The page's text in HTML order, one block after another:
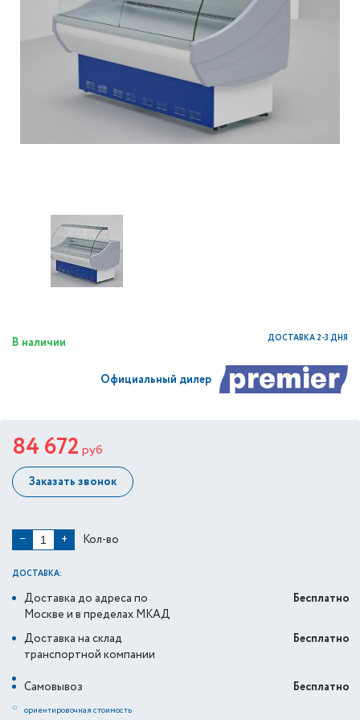
В наличии ДОСТАВКА 2-3 ДНЯ
Официальный дилер
84 672 руб
Заказать звонок
− + Кол-во
ДОСТАВКА:
Доставка до адреса по
Москве и в пределах МКАД
Бесплатно
Доставка на склад
транспортной компании
Бесплатно
Самовывоз
Бесплатно
* ориентировочная стоимость